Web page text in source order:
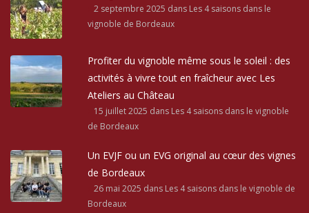
2 septembre 2025 dans Les 4 saisons dans le
vignoble de Bordeaux
Profiter du vignoble même sous le soleil : des
activités à vivre tout en fraîcheur avec Les
Ateliers au Château
15 juillet 2025 dans Les 4 saisons dans le vignoble
de Bordeaux
Un EVJF ou un EVG original au cœur des vignes
de Bordeaux
26 mai 2025 dans Les 4 saisons dans le vignoble de
Bordeaux